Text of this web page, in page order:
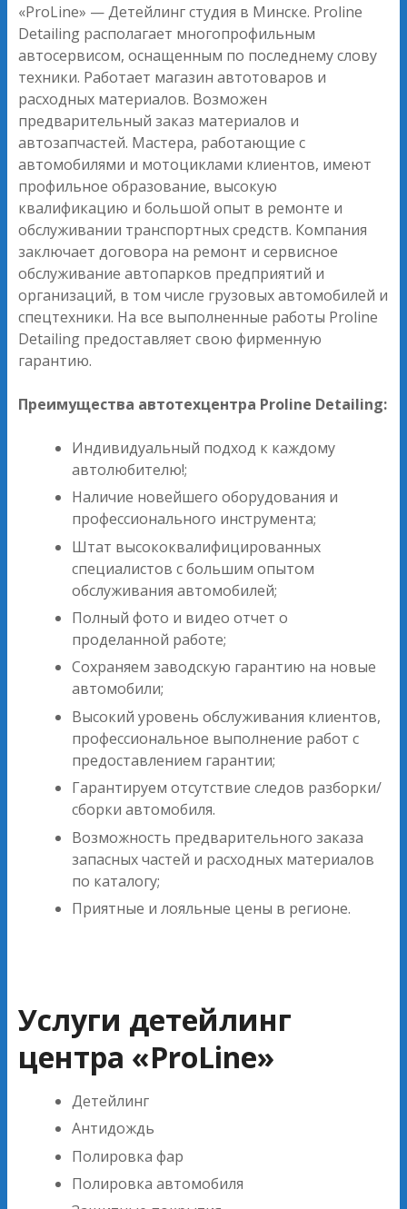
«ProLine» — Детейлинг студия в Минске. Proline
Detailing располагает многопрофильным
автосервисом, оснащенным по последнему слову
техники. Работает магазин автотоваров и
расходных материалов. Возможен
предварительный заказ материалов и
автозапчастей. Мастера, работающие с
автомобилями и мотоциклами клиентов, имеют
профильное образование, высокую
квалификацию и большой опыт в ремонте и
обслуживании транспортных средств. Компания
заключает договора на ремонт и сервисное
обслуживание автопарков предприятий и
организаций, в том числе грузовых автомобилей и
спецтехники. На все выполненные работы Proline
Detailing предоставляет свою фирменную
гарантию.
Преимущества автотехцентра Proline Detailing:
Индивидуальный подход к каждому
автолюбителю!;
Наличие новейшего оборудования и
профессионального инструмента;
Штат высококвалифицированных
специалистов с большим опытом
обслуживания автомобилей;
Полный фото и видео отчет о
проделанной работе;
Сохраняем заводскую гарантию на новые
автомобили;
Высокий уровень обслуживания клиентов,
профессиональное выполнение работ с
предоставлением гарантии;
Гарантируем отсутствие следов разборки/
сборки автомобиля.
Возможность предварительного заказа
запасных частей и расходных материалов
по каталогу;
Приятные и лояльные цены в регионе.
Услуги детейлинг
центра «ProLine»
Детейлинг
Антидождь
Полировка фар
Полировка автомобиля